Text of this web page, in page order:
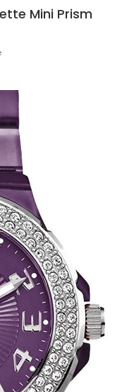
Mini Prism